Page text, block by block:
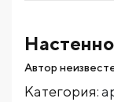
Автор
Категория: